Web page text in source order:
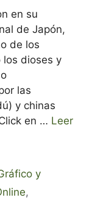
en su
de Japón,
de los
los dioses y
las
y chinas
en … Leer
y
,